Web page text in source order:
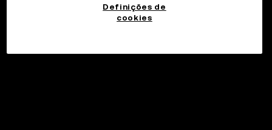
Definições de
cookies